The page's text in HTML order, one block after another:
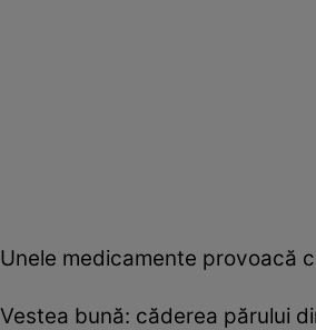
Unele medicamente provoacă
Vestea bună: căderea părului